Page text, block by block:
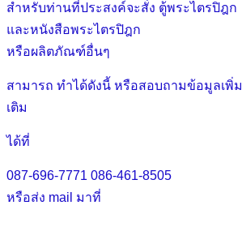
สำหรับท่านที่ประสงค์จะสั่ง ตู้พระไตรปิฎก
และหนังสือพระไตรปิฎก
หรือผลิตภัณฑ์อื่นๆ
สามารถ ทำได้ดังนี้ หรือสอบถามข้อมูลเพิ่ม
เติม
ได้ที่
087-696-7771 086-461-8505
หรือส่ง mail มาที่